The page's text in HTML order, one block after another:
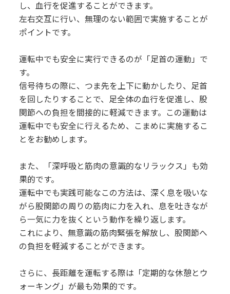
し、血行を促進することができます。
左右交互に行い、無理のない範囲で実施することが
ポイントです。
運転中でも安全に実行できるのが「足首の運動」で
す。
信号待ちの際に、つま先を上下に動かしたり、足首
を回したりすることで、足全体の血行を促進し、股
関節への負担を間接的に軽減できます。この運動は
運転中でも安全に行えるため、こまめに実施するこ
とをお勧めします。
また、「深呼吸と筋肉の意識的なリラックス」も効
果的です。
運転中でも実践可能なこの方法は、深く息を吸いな
がら股関節の周りの筋肉に力を入れ、息を吐きなが
ら一気に力を抜くという動作を繰り返します。
これにより、無意識の筋肉緊張を解放し、股関節へ
の負担を軽減することができます。
さらに、長距離を運転する際は「定期的な休憩とウ
ォーキング」が最も効果的です。